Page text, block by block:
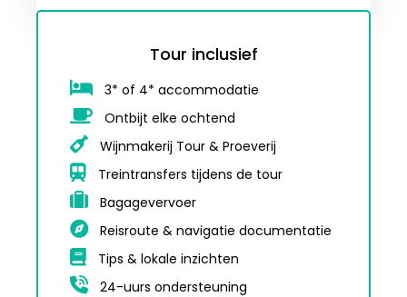
Tour inclusief
3* of 4* accommodatie
Ontbijt elke ochtend
Wijnmakerij Tour & Proeverij
Treintransfers tijdens de tour
Bagagevervoer
Reisroute & navigatie documentatie
Tips & lokale inzichten
24-uurs ondersteuning